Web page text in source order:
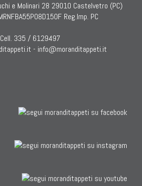
e Molinari 28 29010 Castelvetro (PC)
Reg.Imp. PC
335 / 6129497
- info@moranditappeti.it